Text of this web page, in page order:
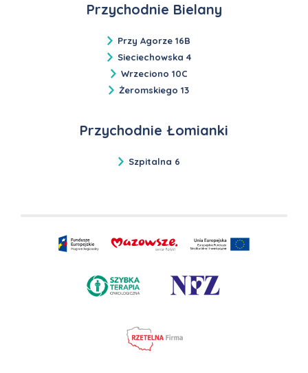
Przychodnie Bielany
Przy Agorze 16B
Sieciechowska 4
Wrzeciono 10C
Żeromskiego 13
Przychodnie Łomianki
Szpitalna 6